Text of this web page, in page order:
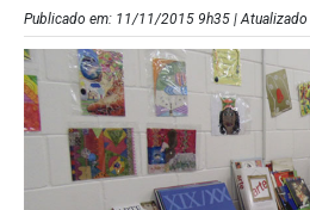
Publicado em: 11/11/2015 9h35 |